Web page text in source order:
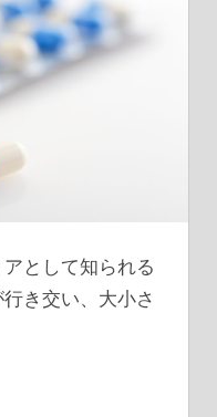
として知られる
き交い、大小さ